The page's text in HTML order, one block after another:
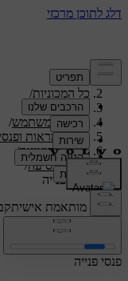
תמיכה/
כל המכוניות/
ES90 2026
/
מדריך למשתמש/
ראות, מראות
תאורה חיצונית/
פנסי נסיעה/
פנסי פנייה
תמיכה מותאמת אישית
פנסי פנייה